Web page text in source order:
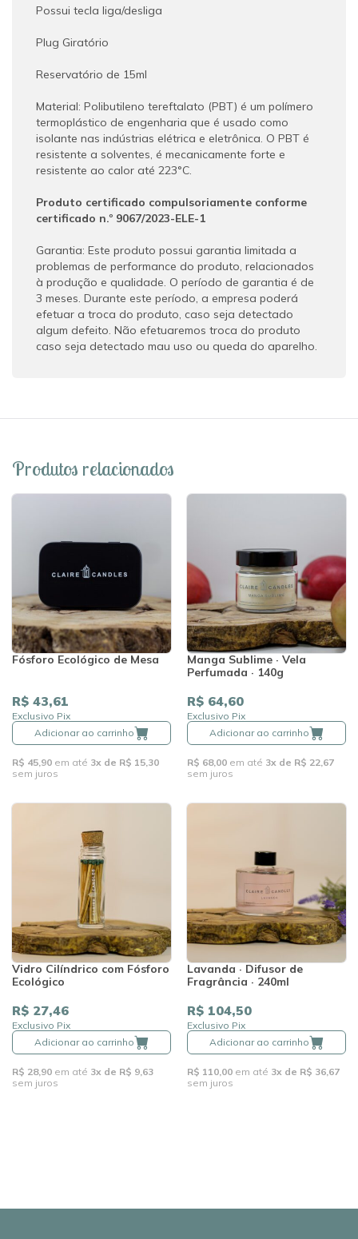
Possui tecla liga/desliga
Plug Giratório
Reservatório de 15ml
Material: Polibutileno tereftalato (PBT) é um polímero
termoplástico de engenharia que é usado como
isolante nas indústrias elétrica e eletrônica. O PBT é
resistente a solventes, é mecanicamente forte e
resistente ao calor até 223°C.
Produto certificado compulsoriamente conforme
certificado n.º 9067/2023-ELE-1
Garantia: Este produto possui garantia limitada a
problemas de performance do produto, relacionados
à produção e qualidade. O período de garantia é de
3 meses. Durante este período, a empresa poderá
efetuar a troca do produto, caso seja detectado
algum defeito. Não efetuaremos troca do produto
caso seja detectado mau uso ou queda do aparelho.
Produtos relacionados
Fósforo Ecológico de Mesa
R$ 43,61
Exclusivo Pix
Adicionar ao carrinho
R$ 45,90 em até 3x de R$ 15,30
sem juros
Manga Sublime · Vela
Perfumada · 140g
R$ 64,60
Exclusivo Pix
Adicionar ao carrinho
R$ 68,00 em até 3x de R$ 22,67
sem juros
Vidro Cilíndrico com Fósforo
Ecológico
R$ 27,46
Exclusivo Pix
Adicionar ao carrinho
R$ 28,90 em até 3x de R$ 9,63
sem juros
Lavanda · Difusor de
Fragrância · 240ml
R$ 104,50
Exclusivo Pix
Adicionar ao carrinho
R$ 110,00 em até 3x de R$ 36,67
sem juros